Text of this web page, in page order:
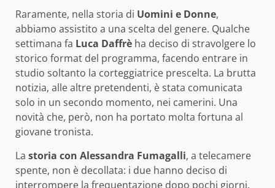
Raramente, nella storia di Uomini e Donne,
abbiamo assistito a una scelta del genere. Qualche
settimana fa Luca Daffrè ha deciso di stravolgere lo
storico format del programma, facendo entrare in
studio soltanto la corteggiatrice prescelta. La brutta
notizia, alle altre pretendenti, è stata comunicata
solo in un secondo momento, nei camerini. Una
novità che, però, non ha portato molta fortuna al
giovane tronista.
La storia con Alessandra Fumagalli, a telecamere
spente, non è decollata: i due hanno deciso di
interrompere la frequentazione dopo pochi giorni.